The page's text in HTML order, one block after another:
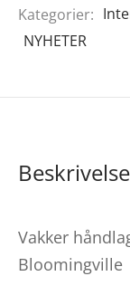
Kategorier:
NYHETER
Beskrivelse
Vakker
Bloomingville